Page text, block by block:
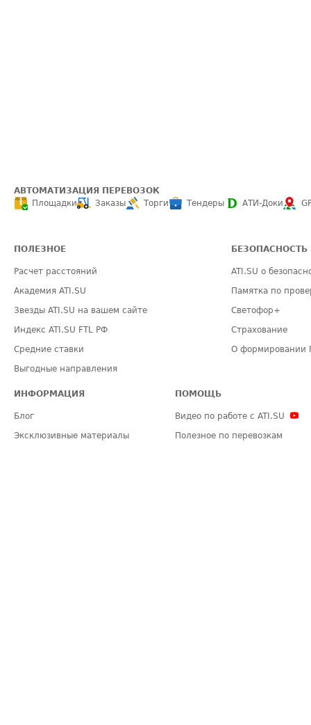
АВТОМАТИЗАЦИЯ ПЕРЕВОЗОК
Площадки
Заказы Торги Тендеры АТИ-Доки
ПОЛЕЗНОЕ
Расчет расстояний
Академия ATI.SU
Звезды ATI.SU на вашем сайте
Индекс ATI.SU FTL РФ
Средние ставки
Выгодные направления
БЕЗОПАСНОСТЬ
ATI.SU о
Памятка по
Светофор+
Страхование
О формировании
ИНФОРМАЦИЯ
Блог
Эксклюзивные материалы
ПОМОЩЬ
Видео по работе с ATI.SU
Полезное по перевозкам